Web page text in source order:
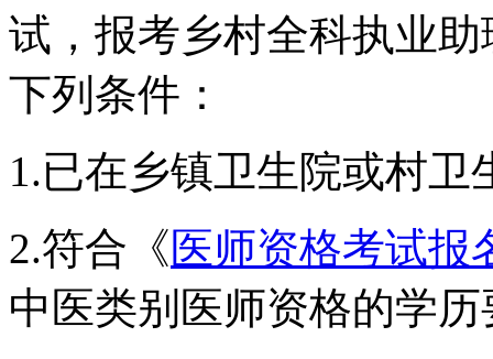
试，报考乡村全科执业
下列条件：
1.已在乡镇卫生院或村
2.符合《医师资格考试报
中医类别医师资格的学历